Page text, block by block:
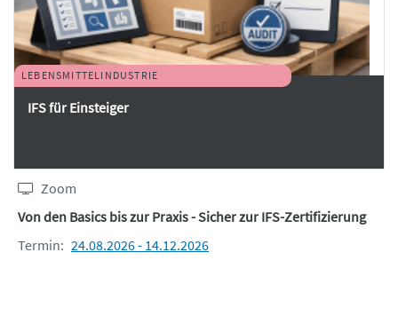
LEBENSMITTELINDUSTRIE
IFS für Einsteiger
Zoom
Von den Basics bis zur Praxis - Sicher zur IFS-Zertifizierung
Termin: 24.08.2026 - 14.12.2026